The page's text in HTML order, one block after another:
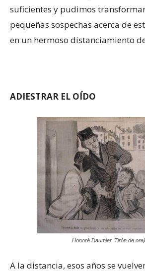
suficientes y pudimos
pequeñas sospechas acerca de
en un hermoso distanciamiento
ADIESTRAR EL OÍDO
Honoré Daumier, Tirón de
A la distancia, esos años se